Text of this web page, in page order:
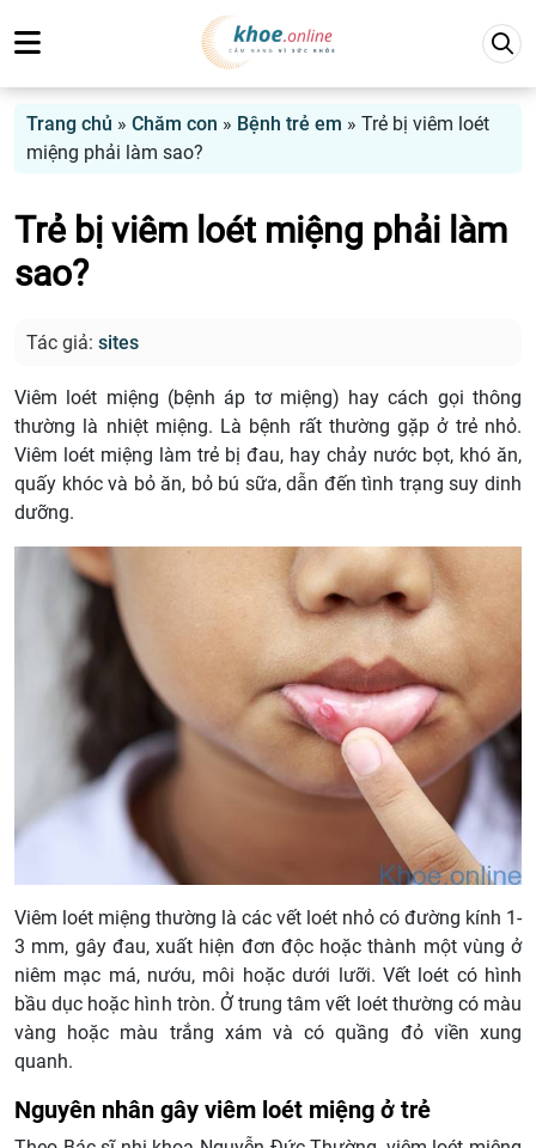
Trang chủ » Chăm con » Bệnh trẻ em » Trẻ bị viêm loét
miệng phải làm sao?
Trẻ bị viêm loét miệng phải làm
sao?
Tác giả: sites
Viêm loét miệng (bệnh áp tơ miệng) hay cách gọi thông
thường là nhiệt miệng. Là bệnh rất thường gặp ở trẻ nhỏ.
Viêm loét miệng làm trẻ bị đau, hay chảy nước bọt, khó ăn,
quấy khóc và bỏ ăn, bỏ bú sữa, dẫn đến tình trạng suy dinh
dưỡng.
Viêm loét miệng thường là các vết loét nhỏ có đường kính 1-
3 mm, gây đau, xuất hiện đơn độc hoặc thành một vùng ở
niêm mạc má, nướu, môi hoặc dưới lưỡi. Vết loét có hình
bầu dục hoặc hình tròn. Ở trung tâm vết loét thường có màu
vàng hoặc màu trắng xám và có quầng đỏ viền xung
quanh.
Nguyên nhân gây viêm loét miệng ở trẻ